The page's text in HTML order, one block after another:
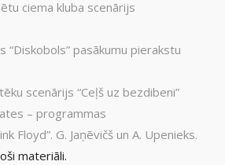
ciema kluba scenārijs
“Diskobols” pasākumu pierakstu
scenārijs “Ceļš uz bezdibeni”
– programmas
Floyd”. G. Jaņēvičš un A. Upenieks.
materiāli.